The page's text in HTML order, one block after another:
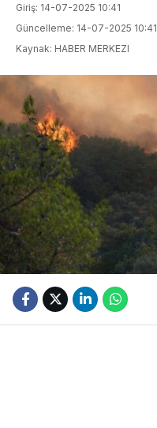
Giriş: 14-07-2025 10:41
Güncelleme: 14-07-2025 10:41
Kaynak: HABER MERKEZI